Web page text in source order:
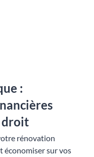
:
droit
rénovation
économiser sur vos